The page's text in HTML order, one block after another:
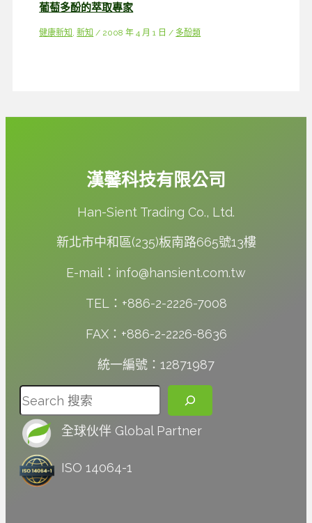
葡萄多酚的萃取專家
健康新知 ,新知 / 2008 年 4 月 1 日 / 多酚類
漢馨科技有限公司
Han-Sient Trading Co., Ltd.
新北市中和區(235)板南路665號13樓
E-mail：info@hansient.com.tw
TEL：+886-2-2226-7008
FAX：+886-2-2226-8636
統一編號：12871987
全球伙伴 Global Partner
ISO 14064-1